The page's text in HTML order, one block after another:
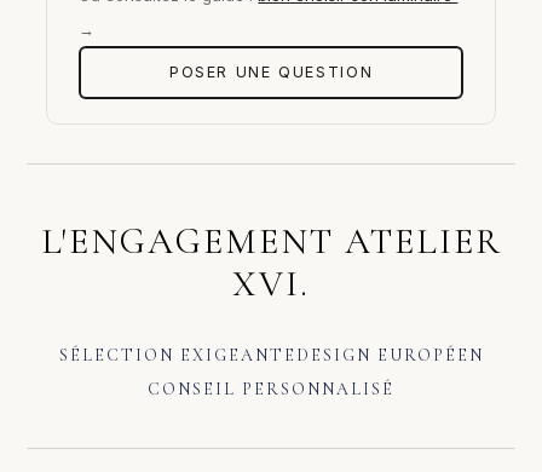
→
POSER UNE QUESTION
L'ENGAGEMENT ATELIER
XVI.
SÉLECTION EXIGEANTE DESIGN EUROPÉEN
CONSEIL PERSONNALISÉ